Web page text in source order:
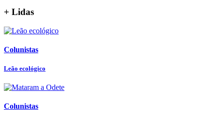
+ Lidas
Colunistas
Leão ecológico
Colunistas